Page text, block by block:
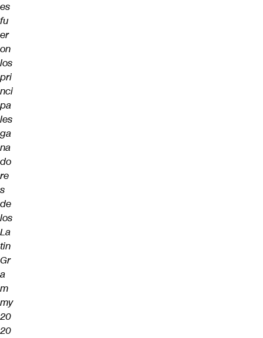
es
fu
er
on
los
pri
nci
pa
les
ga
na
do
re
s
de
los
La
tin
Gr
a
m
my
20
20